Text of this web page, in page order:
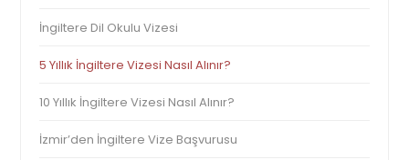
İngiltere Dil Okulu Vizesi
5 Yıllık İngiltere Vizesi Nasıl Alınır?
10 Yıllık İngiltere Vizesi Nasıl Alınır?
İzmir’den İngiltere Vize Başvurusu